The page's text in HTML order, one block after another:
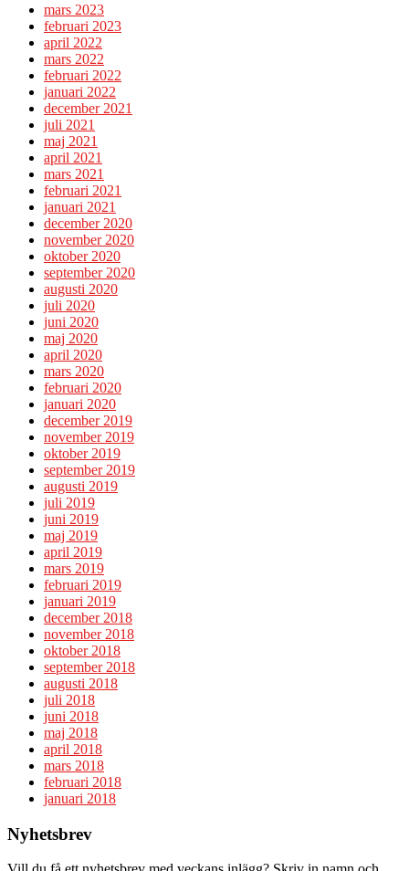
mars 2023
februari 2023
april 2022
mars 2022
februari 2022
januari 2022
december 2021
juli 2021
maj 2021
april 2021
mars 2021
februari 2021
januari 2021
december 2020
november 2020
oktober 2020
september 2020
augusti 2020
juli 2020
juni 2020
maj 2020
april 2020
mars 2020
februari 2020
januari 2020
december 2019
november 2019
oktober 2019
september 2019
augusti 2019
juli 2019
juni 2019
maj 2019
april 2019
mars 2019
februari 2019
januari 2019
december 2018
november 2018
oktober 2018
september 2018
augusti 2018
juli 2018
juni 2018
maj 2018
april 2018
mars 2018
februari 2018
januari 2018
Nyhetsbrev